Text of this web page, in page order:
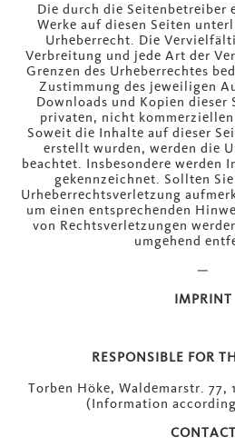
Die durch die Seitenbetreiber
Werke auf diesen Seiten
Urheberrecht. Die
Verbreitung und jede Art der
Grenzen des Urheberrechtes
Zustimmung des jeweiligen
Downloads und Kopien dieser
privaten, nicht
Soweit die Inhalte auf dieser
erstellt wurden, werden die
beachtet. Insbesondere werden
gekennzeichnet. Sollten
Urheberrechtsverletzung
um einen entsprechenden
von Rechtsverletzungen
umgehend
—
IMPRINT
RESPONSIBLE FOR
Torben Höke, Waldemarstr.
(Information
CONTACT